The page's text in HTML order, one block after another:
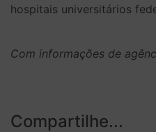
hospitais universitários
Com informações de
Compartilhe...